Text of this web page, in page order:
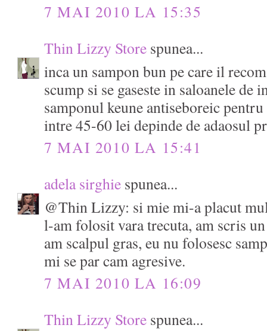
7 MAI 2010 LA 15:35
Thin Lizzy Store spunea...
inca un sampon bun pe care il
scump si se gaseste in saloanele de
samponul keune antiseboreic
intre 45-60 lei depinde de adaosul
7 MAI 2010 LA 15:41
adela sirghie spunea...
@Thin Lizzy: si mie mi-a placut
l-am folosit vara trecuta, am scris
am scalpul gras, eu nu folosesc
mi se par cam agresive.
7 MAI 2010 LA 16:09
Thin Lizzy Store spunea...